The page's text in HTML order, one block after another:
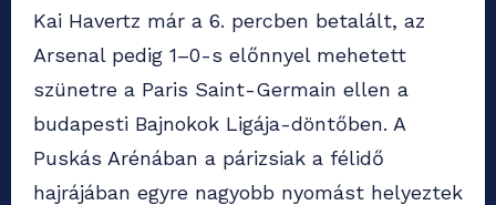
Kai Havertz már a 6. percben betalált, az
Arsenal pedig 1–0-s előnnyel mehetett
szünetre a Paris Saint-Germain ellen a
budapesti Bajnokok Ligája-döntőben. A
Puskás Arénában a párizsiak a félidő
hajrájában egyre nagyobb nyomást helyeztek